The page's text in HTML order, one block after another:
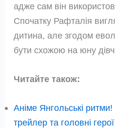
адже сам він
Спочатку Рафталія
дитина, але згодом
бути схожою на юну
Читайте також:
Аніме Янгольські
трейлер та головні герої